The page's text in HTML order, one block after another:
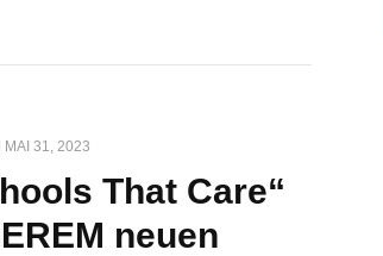
MAI 31, 2023
That Care“
neuen